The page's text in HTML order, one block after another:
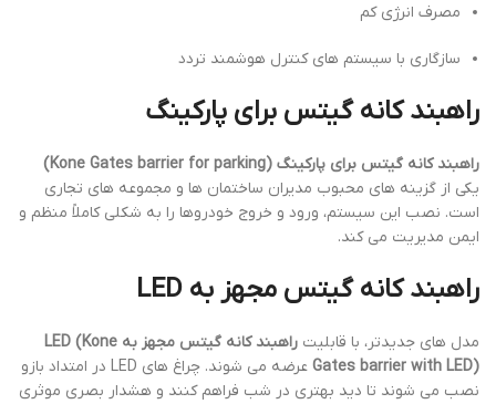
مصرف انرژی کم
سازگاری با سیستم های کنترل هوشمند تردد
راهبند کانه گیتس برای پارکینگ
راهبند کانه گیتس برای پارکینگ (Kone Gates barrier for parking)
یکی از گزینه های محبوب مدیران ساختمان ها و مجموعه های تجاری
است. نصب این سیستم، ورود و خروج خودروها را به شکلی کاملاً منظم و
ایمن مدیریت می کند.
راهبند کانه گیتس مجهز به LED
مدل های جدیدتر، با قابلیت
راهبند کانه گیتس مجهز به LED (Kone
Gates barrier with LED)
عرضه می شوند. چراغ های LED در امتداد بازو
نصب می شوند تا دید بهتری در شب فراهم کنند و هشدار بصری موثری